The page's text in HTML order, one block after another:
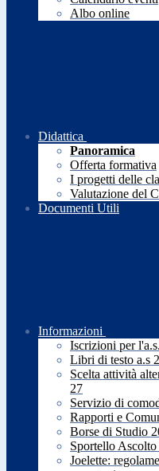
Albo online
Didattica
Panoramica
Offerta formativa
I progetti delle
Valutazione del
Documenti Utili
Informazioni
Iscrizioni per
Libri di testo a.s
Scelta attività
27
Servizio di
Rapporti e
Borse di Studio
Sportello
Joelette: